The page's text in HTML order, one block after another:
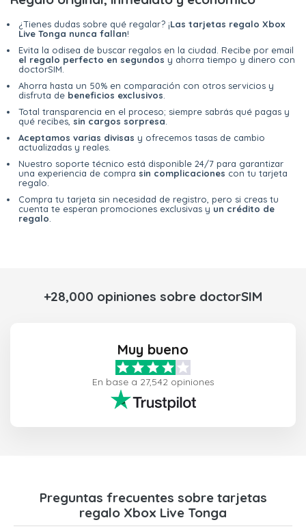
¿Tienes dudas sobre qué regalar? ¡Las tarjetas regalo Xbox
Live Tonga nunca fallan!
Evita la odisea de buscar regalos en la ciudad. Recibe por email
el regalo perfecto en segundos y ahorra tiempo y dinero con
doctorSIM.
Ahorra hasta un 50% en comparación con otros servicios y
disfruta de beneficios exclusivos
Total transparencia en el proceso; siempre sabrás qué pagas y
qué recibes, sin cargos sorpresa
Aceptamos varias divisas y ofrecemos tasas de cambio
actualizadas y reales.
Nuestro soporte técnico está disponible 24/7 para garantizar
una experiencia de compra sin complicaciones con tu tarjeta
regalo.
Compra tu tarjeta sin necesidad de registro, pero si creas tu
cuenta te esperan promociones exclusivas y un crédito de
regalo
+28,000 opiniones sobre doctorSIM
Muy bueno
En base a 27,542 opiniones
Preguntas frecuentes sobre tarjetas
regalo Xbox Live Tonga